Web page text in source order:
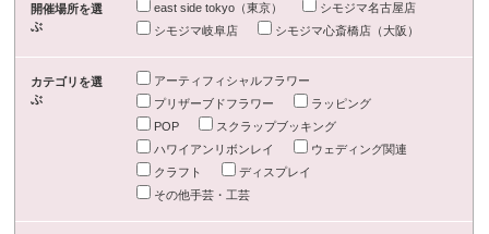
開催場所を選
ぶ
east side tokyo（東京）
シモジマ名古屋店
シモジマ岐阜店
シモジマ心斎橋店（大阪）
カテゴリを選
ぶ
アーティフィシャルフラワー
プリザーブドフラワー
ラッピング
POP
スクラップブッキング
ハワイアンリボンレイ
ウェディング関連
クラフト
ディスプレイ
その他手芸・工芸